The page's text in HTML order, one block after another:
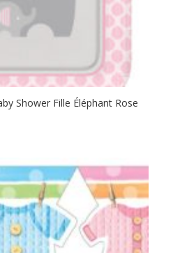
Shower Fille Éléphant Rose